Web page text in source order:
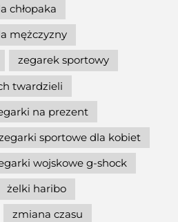
chłopaka
mężczyzny
zegarek sportowy
twardzieli
na prezent
sportowe dla kobiet
wojskowe g-shock
żelki haribo
zmiana czasu